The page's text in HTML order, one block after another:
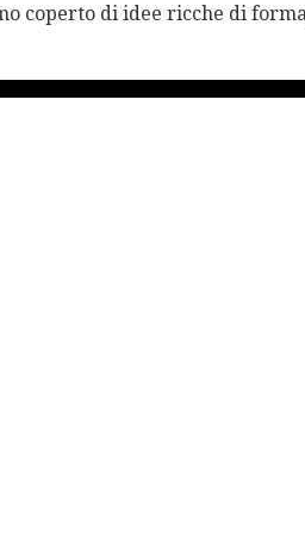
coperto di idee ricche di